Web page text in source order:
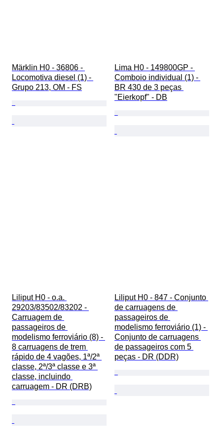
Märklin H0 - 36806 -
Locomotiva diesel (1) -
Grupo 213, OM - FS
Lima H0 - 149800GP -
Comboio individual (1) -
BR 430 de 3 peças
"Eierkopf" - DB
Liliput H0 - o.a.
29203/83502/83202 -
Carruagem de
passageiros de
modelismo ferroviário (8) -
8 carruagens de trem
rápido de 4 vagões, 1ª/2ª
classe, 2ª/3ª classe e 3ª
classe, incluindo
carruagem - DR (DRB)
Liliput H0 - 847 - Conjunto
de carruagens de
passageiros de
modelismo ferroviário (1) -
Conjunto de carruagens
de passageiros com 5
peças - DR (DDR)